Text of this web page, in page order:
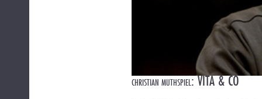
CHRISTIAN MUTHSPIEL: VITA & CO